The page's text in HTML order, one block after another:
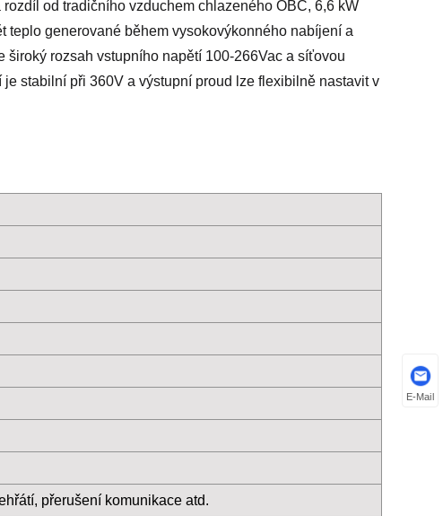
od tradičního vzduchem chlazeného OBC, 6,6 kW
generované během vysokovýkonného nabíjení a
rozsah vstupního napětí 100-266Vac a síťovou
stabilní při 360V a výstupní proud lze flexibilně nastavit v
přerušení komunikace atd.
E-Mail